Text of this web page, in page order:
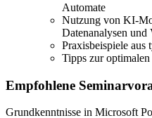
Automate
Nutzung von KI-
Datenanalysen und
Praxisbeispiele aus
Tipps zur
Empfohlene
Grundkenntnisse in Microsoft